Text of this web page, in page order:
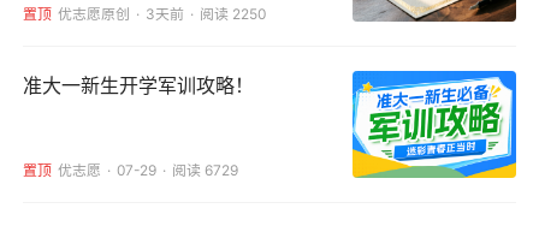
置顶 优志愿原创 3天前 阅读 2250
准大一新生开学军训攻略！
置顶 优志愿 07-29 阅读 6729